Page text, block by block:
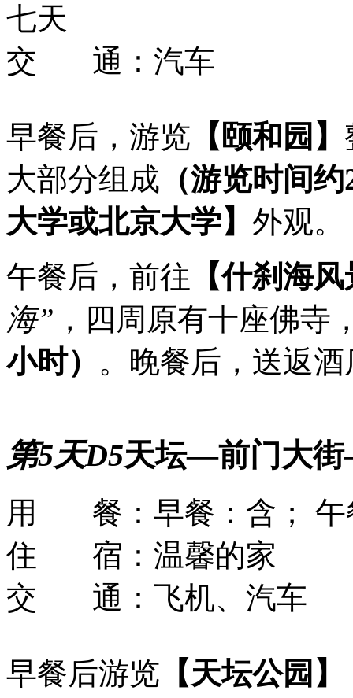
七天
交 通： 汽车
早餐后，游览 【颐和园】
大部分组成 （游览时间
大学或北京大学】 外观。
午餐后，前往 【什刹海
海” ，四周原有十座佛寺
小时） 。晚餐后，送返酒
第5天D5天坛—前门大
用 餐： 早餐：含；
住 宿： 温馨的家
交 通： 飞机、汽车
早餐后游览 【天坛公园】